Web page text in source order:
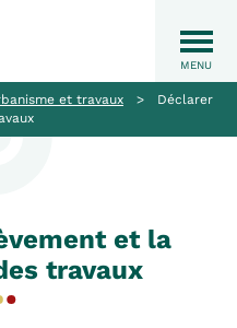
et travaux >
Déclarer
et la
travaux